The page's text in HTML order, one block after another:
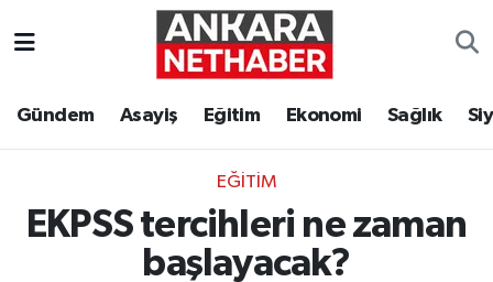
Gündem Asayiş Eğitim Ekonomi Sağlık
EĞITIM
EKPSS tercihleri ne zaman
başlayacak?
Ankara Hava Durumu
Tüm Manşetler